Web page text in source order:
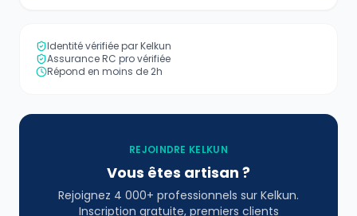
Identité vérifiée par Kelkun
Assurance RC pro vérifiée
Répond en moins de 2h
REJOINDRE KELKUN
Vous êtes artisan ?
Rejoignez 4 000+ professionnels sur Kelkun.
Inscription gratuite, premiers clients